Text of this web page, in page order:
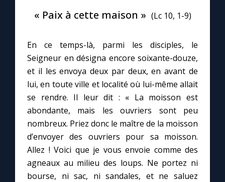
Le site internet
Questions-réponses
Prier au quotidien
Avec Thérèse de Lisieux
L'Évangile chaque jour
Les premiers samedis du mois
« Paix à cette maison » (Lc 10, 1-9)
En ce temps-là, parmi les disciples, le
Seigneur en désigna encore soixante-douze,
et il les envoya deux par deux, en avant de
lui, en toute ville et localité où lui-même allait
se rendre. Il leur dit : « La moisson est
abondante, mais les ouvriers sont peu
nombreux. Priez donc le maître de la moisson
d’envoyer des ouvriers pour sa moisson.
Allez ! Voici que je vous envoie comme des
agneaux au milieu des loups. Ne portez ni
bourse, ni sac, ni sandales, et ne saluez